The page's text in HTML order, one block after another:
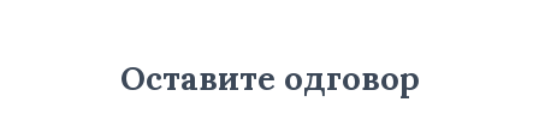
Оставите одговор